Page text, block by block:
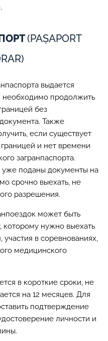
(PAȘAPORT
выдается
продолжить
без
Также
если существует
и нет времени
загранпаспорта.
уже поданы документы на
срочно выехать, не
разрешения.
может быть
нужно выехать
участия в соревнованиях,
медицинского
в короткие сроки, не
на 12 месяцев. Для
подтверждение
личности и